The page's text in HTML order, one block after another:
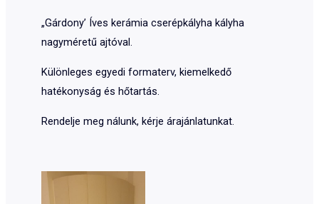
„Gárdony’ Íves kerámia cserépkályha kályha
nagyméretű ajtóval.
Különleges egyedi formaterv, kiemelkedő
hatékonyság és hőtartás.
Rendelje meg nálunk, kérje árajánlatunkat.